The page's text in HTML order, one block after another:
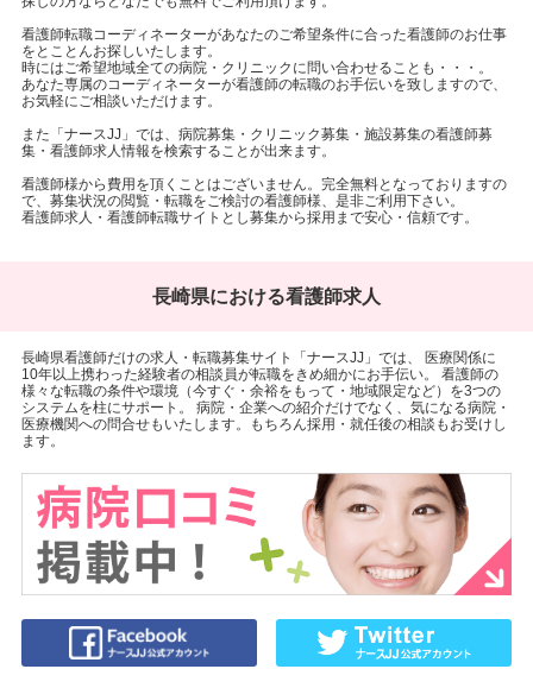
看護師転職コーディネーターがあなたのご希望条件に合った看護師のお仕事
をとことんお探しいたします。
時にはご希望地域全ての病院・クリニックに問い合わせることも・・・。
あなた専属のコーディネーターが看護師の転職のお手伝いを致しますので、
お気軽にご相談いただけます。
また「ナースJJ」では、病院募集・クリニック募集・施設募集の看護師募
集・看護師求人情報を検索することが出来ます。
看護師様から費用を頂くことはございません。完全無料となっておりますの
で、募集状況の閲覧・転職をご検討の看護師様、是非ご利用下さい。
看護師求人・看護師転職サイトとし募集から採用まで安心・信頼です。
長崎県における看護師求人
長崎県看護師だけの求人・転職募集サイト「ナースJJ」では、 医療関係に
10年以上携わった経験者の相談員が転職をきめ細かにお手伝い。 看護師の
様々な転職の条件や環境（今すぐ・余裕をもって・地域限定など）を3つの
システムを柱にサポート。 病院・企業への紹介だけでなく、気になる病院・
医療機関への問合せもいたします。もちろん採用・就任後の相談もお受けし
ます。